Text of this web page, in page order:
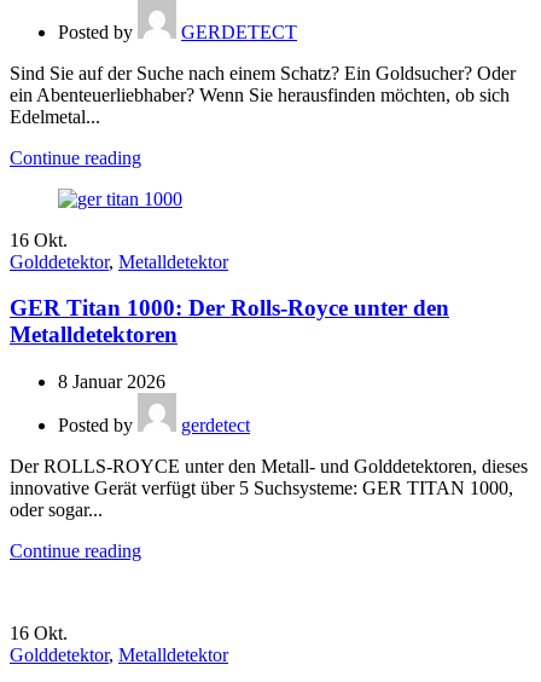
Posted by
GERDETECT
Sind Sie auf der Suche nach einem Schatz? Ein Goldsucher? Oder
ein Abenteuerliebhaber? Wenn Sie herausfinden möchten, ob sich
Edelmetal...
Continue reading
16 Okt.
Golddetektor, Metalldetektor
GER Titan 1000: Der Rolls-Royce unter den
Metalldetektoren
8 Januar 2026
Posted by
gerdetect
Der ROLLS-ROYCE unter den Metall- und Golddetektoren, dieses
innovative Gerät verfügt über 5 Suchsysteme: GER TITAN 1000,
oder sogar...
Continue reading
16 Okt.
Golddetektor, Metalldetektor